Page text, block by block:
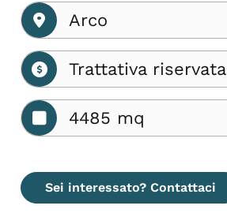
Arco
Trattativa riservata
4485 mq
Sei interessato? Contattaci